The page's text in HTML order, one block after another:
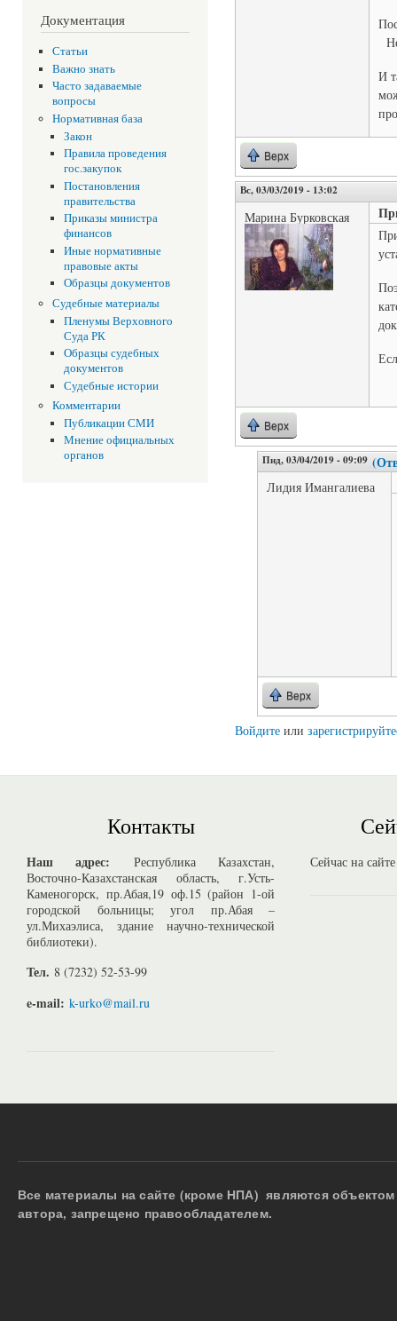
Документация
Статьи
Важно знать
Часто задаваемые
вопросы
Нормативная база
Закон
Правила проведения
гос.закупок
Постановления
правительства
Приказы министра
финансов
Иные нормативные
правовые акты
Образцы документов
Судебные материалы
Пленумы Верховного
Суда РК
Образцы судебных
документов
Судебные истории
Комментарии
Публикации СМИ
Мнение официальных
органов
И
Верх
Вс, 03/03/2019 - 13:02
Марина Бурковская
Верх
Пнд, 03/04/2019 - 09:09
Лидия Имангалиева
Верх
Войдите или
Контакты
Наш адрес: Республика Казахстан,
Восточно-Казахстанская область, г.Усть-
Каменогорск, пр.Абая,19 оф.15 (район 1-ой
городской больницы; угол пр.Абая –
ул.Михаэлиса, здание научно-технической
библиотеки).
Тел. 8 (7232) 52-53-99
e-mail: k-urko@mail.ru
Сейчас на
Все материалы на сайте (кроме НПА) являются
автора, запрещено правообладателем.